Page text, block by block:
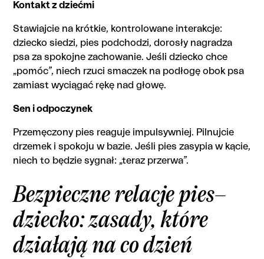
Kontakt z dziećmi
Stawiajcie na krótkie, kontrolowane interakcje:
dziecko siedzi, pies podchodzi, dorosły nagradza
psa za spokojne zachowanie. Jeśli dziecko chce
„pomóc”, niech rzuci smaczek na podłogę obok psa
zamiast wyciągać rękę nad głowę.
Sen i odpoczynek
Przemęczony pies reaguje impulsywniej. Pilnujcie
drzemek i spokoju w bazie. Jeśli pies zasypia w kącie,
niech to będzie sygnał: „teraz przerwa”.
Bezpieczne relacje pies–
dziecko: zasady, które
działają na co dzień